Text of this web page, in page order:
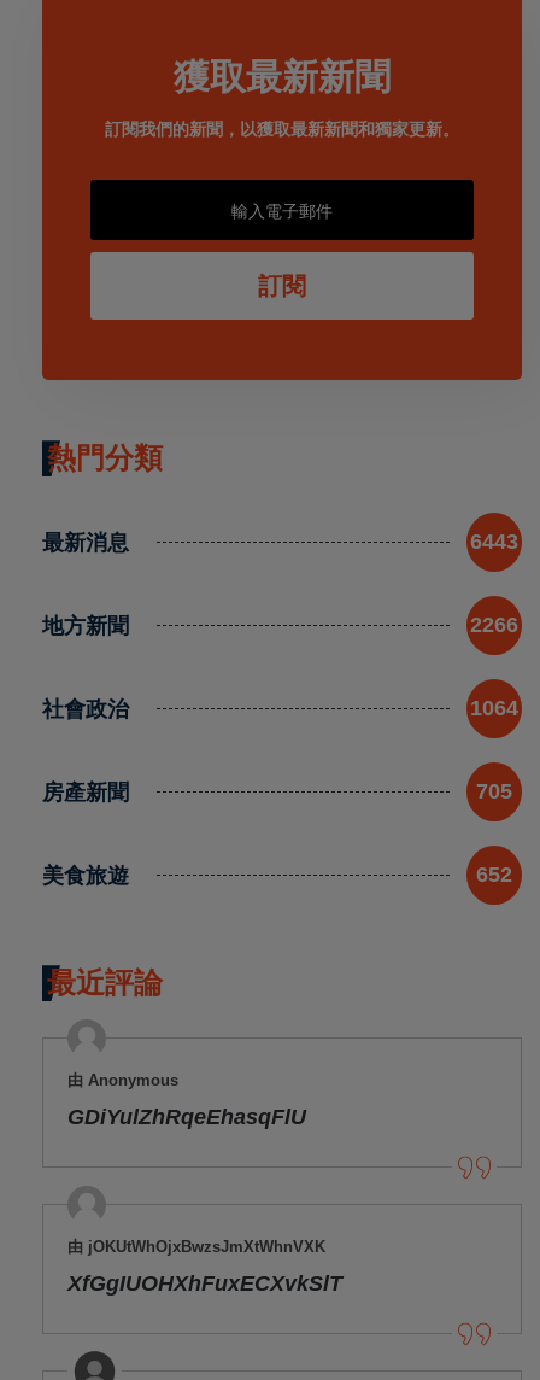
獲取最新新聞
訂閱我們的新聞，以獲取最新新聞和獨家更新。
訂閱
熱門分類
最新消息 6443
地方新聞 2266
社會政治 1064
房產新聞 705
美食旅遊 652
最近評論
由 Anonymous
GDiYulZhRqeEhasqFlU
由 jOKUtWhOjxBwzsJmXtWhnVXK
XfGgIUOHXhFuxECXvkSlT